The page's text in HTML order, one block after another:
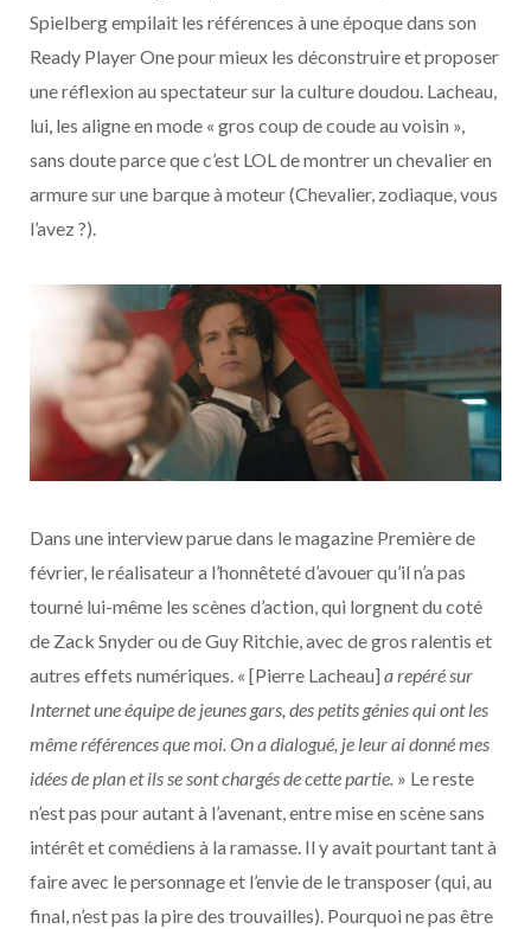
Spielberg empilait les références à une époque dans son
Ready Player One pour mieux les déconstruire et proposer
une réflexion au spectateur sur la culture doudou. Lacheau,
lui, les aligne en mode « gros coup de coude au voisin »,
sans doute parce que c’est LOL de montrer un chevalier en
armure sur une barque à moteur (Chevalier, zodiaque, vous
l’avez ?).
Dans une interview parue dans le magazine Première de
février, le réalisateur a l’honnêteté d’avouer qu’il n’a pas
tourné lui-même les scènes d’action, qui lorgnent du coté
de Zack Snyder ou de Guy Ritchie, avec de gros ralentis et
autres effets numériques. « [Pierre Lacheau] a repéré sur
Internet une équipe de jeunes gars, des petits génies qui ont les
même références que moi. On a dialogué, je leur ai donné mes
idées de plan et ils se sont chargés de cette partie. » Le reste
n’est pas pour autant à l’avenant, entre mise en scène sans
intérêt et comédiens à la ramasse. Il y avait pourtant tant à
faire avec le personnage et l’envie de le transposer (qui, au
final, n’est pas la pire des trouvailles). Pourquoi ne pas être